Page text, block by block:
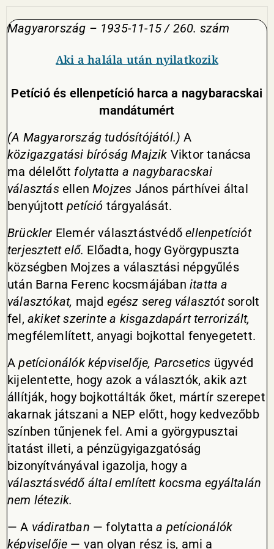
Magyarország – 1935-11-15 / 260. szám
Aki a halála után nyilatkozik
Petíció és ellenpetíció harca a nagybaracskai
mandátumért
(A Magyarország tudósítójától.) A
közigazgatási bíróság Majzik Viktor tanácsa
ma délelőtt folytatta a nagybaracskai
választásellenMojzes János párthívei által
benyújtottpetíció tárgyalását.
Brückler Elemér választástvédőellenpetíciót
terjesztett elő. Előadta, hogy Györgypuszta
községben Mojzes a választási népgyűlés
után Barna Ferenc kocsmájában itatta a
választókat, majd egész sereg választótsorolt
fel, akiket szerinte a kisgazdapárt terrorizált,
megfélemlített, anyagi bojkottal fenyegetett.
Apetícionálók képviselője, Parcsetics ügyvéd
kijelentette, hogy azok a választók, akik azt
állítják, hogy bojkottálták őket, mártír szerepet
akarnak játszani a NEP előtt, hogy kedvezőbb
színben tűnjenek fel. Ami a györgypusztai
itatást illeti, a pénzügyigazgatóság
bizonyítványával igazolja, hogy a
választásvédő által említett kocsma egyáltalán
nem létezik.
— A vádiratban — folytattaa petícionálók
képviselője — van olyan rész is, ami a